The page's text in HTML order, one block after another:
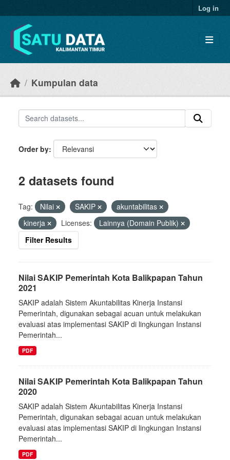
Log in
Kumpulan data
Order by
2 datasets found
Tag: Nilai SAKIP
akuntabilitas
kinerja
Licenses:
Lainnya (Domain Publik)
Filter Results
Nilai SAKIP Pemerintah Kota Balikpapan Tahun
2021
SAKIP adalah Sistem Akuntabilitas Kinerja Instansi
Pemerintah, digunakan sebagai acuan untuk melakukan
evaluasi atas implementasi SAKIP di lingkungan Instansi
Pemerintah...
PDF
Nilai SAKIP Pemerintah Kota Balikpapan Tahun
2020
SAKIP adalah Sistem Akuntabilitas Kinerja Instansi
Pemerintah, digunakan sebagai acuan untuk melakukan
evaluasi atas implementasi SAKIP di lingkungan Instansi
Pemerintah...
PDF